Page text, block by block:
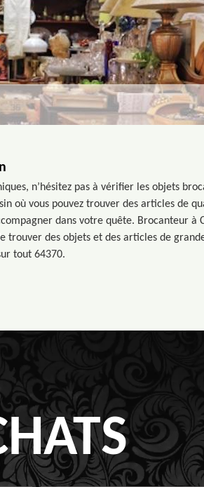
n’hésitez pas à vérifier les objets
où vous pouvez trouver des articles de
dans votre quête. Brocanteur à
des objets et des articles de
tout 64370.